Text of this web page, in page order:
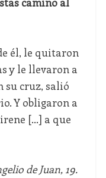
él, le quitaron
y le llevaron a
su cruz, salió
Y obligaron a
[...] a que
de Juan, 19.